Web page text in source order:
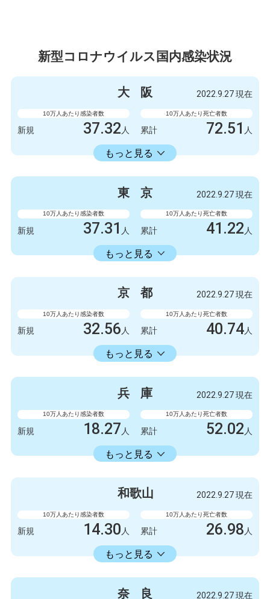
新型コロナウイルス国内感染状況
大 阪 2022.9.27 現在
10万人あたり感染者数
新規 37.32 人
10万人あたり死亡者数
累計 72.51 人
もっと見る
23598.73人
3300人 新規
2086723 6412
東 京 2022.9.27 現在
10万人あたり感染者数
新規 37.31 人
10万人あたり死亡者数
累計 41.22 人
もっと見る
22429.74人
5247人 新規
5798
京 都 2022.9.27 現在
10万人あたり感染者数
新規 32.56 人
10万人あたり死亡者数
累計 40.74人
もっと見る
18413.86人
840人 新規
475063 1051
兵 庫 2022.9.27 現在
10万人あたり感染者数
新規 18.27 人
10万人あたり死亡者数
累計 52.02 人
もっと見る
18353.34人
999人 新規
1003778 2845
和歌山 2022.9.27 現在
10万人あたり感染者数
新規 14.30 人
10万人あたり死亡者数
累計 26.98 人
もっと見る
14336.11人
人 新規
奈 良 2022.9.27 現在